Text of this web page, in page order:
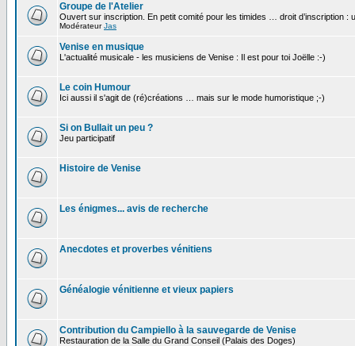
Groupe de l'Atelier
Ouvert sur inscription. En petit comité pour les timides … droit d’inscription :
ModérateurJas
Venise en musique
L'actualité musicale - les musiciens de Venise : Il est pour toi Joëlle :-)
Le coin Humour
Ici aussi il s'agit de (ré)créations … mais sur le mode humoristique ;-)
Si on Bullait un peu ?
Jeu participatif
Histoire de Venise
Les énigmes... avis de recherche
Anecdotes et proverbes vénitiens
Généalogie vénitienne et vieux papiers
Contribution du Campiello à la sauvegarde de Venise
Restauration de la Salle du Grand Conseil (Palais des Doges)